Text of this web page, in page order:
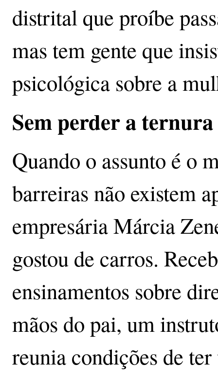
distrital que proíbe
mas tem gente que
psicológica sobre a
Sem perder a ternura
Quando o assunto é o
barreiras não existem
empresária Márcia
gostou de carros.
ensinamentos sobre
mãos do pai, um
reunia condições de